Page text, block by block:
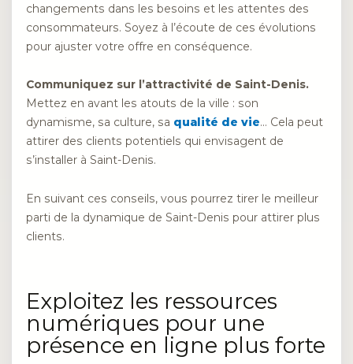
changements dans les besoins et les attentes des
consommateurs. Soyez à l’écoute de ces évolutions
pour ajuster votre offre en conséquence.
Communiquez sur l’attractivité de Saint-Denis.
Mettez en avant les atouts de la ville : son
dynamisme, sa culture, sa qualité de vie… Cela peut
attirer des clients potentiels qui envisagent de
s’installer à Saint-Denis.
En suivant ces conseils, vous pourrez tirer le meilleur
parti de la dynamique de Saint-Denis pour attirer plus
clients.
Exploitez les ressources
numériques pour une
présence en ligne plus forte